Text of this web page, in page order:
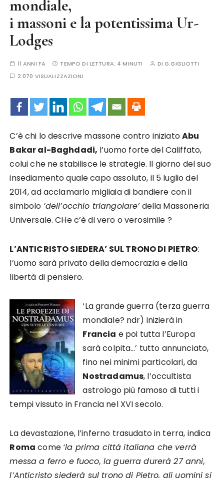
mondiale,
i massoni e la potentissima Ur-
Lodges
11 ANNI FA TEMPO DI LETTURA: 4 MINUTI DIG.GIGLIOTTI
2.070 VISUALIZZAZIONI
C’è chi lo descrive massone contro iniziatoAbu
Bakar al-Baghdadi, l’uomo forte del Califfato,
colui che ne stabilisce le strategie. Il giorno del suo
insediamento quale capo assoluto, il 5 luglio del
2014, ad acclamarlo migliaia di bandiere con il
simbolo ‘dell’occhio triangolare’della Massoneria
Universale. CHe c’è di vero o verosimile ?
L’ANTICRISTO SIEDERA’ SUL TRONO DI PIETRO:
l’uomo sarà privato della democrazia e della
libertà di pensiero.
‘La grande guerra (terza guerra
mondiale? ndr) inizierà in
Francia e poi tutta l’Europa
sarà colpita…’ tutto annunciato,
fino nei minimi particolari, da
Nostradamus, l’occultista
astrologo più famoso di tutti i
tempi vissuto in Francia nel XVI secolo.
La devastazione, l’inferno trasudato in terra, indica
Roma come ‘la prima città italiana che verrà
messa a ferro e fuoco, la guerra durerà 27 anni,
l’Anticristo siederà sul trono di Pietro, gli uomini si